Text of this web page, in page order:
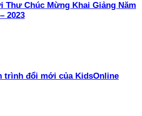
Thư Chúc Mừng Khai Giảng Năm
2023
trình đổi mới của KidsOnline